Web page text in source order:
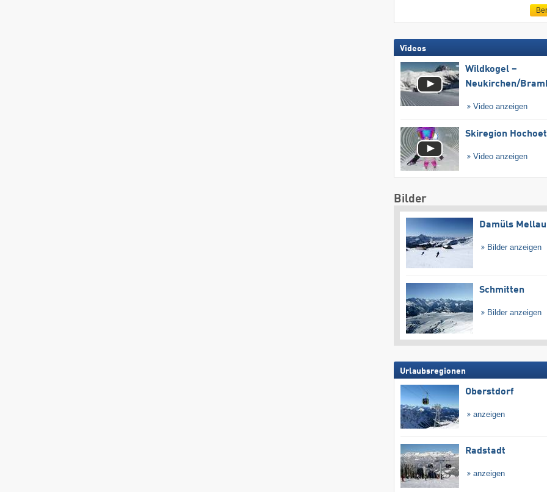
Videos
Wildkogel –
Neukirchen/​
Video anzeigen
Skiregion
Video anzeigen
Bilder
Damüls Mellau
Bilder anzeigen
Schmitten
Bilder anzeigen
Urlaubsregionen
Oberstdorf
anzeigen
Radstadt
anzeigen